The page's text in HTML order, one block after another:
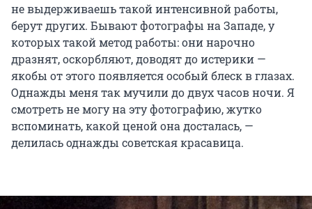
не выдерживаешь такой интенсивной работы,
берут других. Бывают фотографы на Западе, у
которых такой метод работы: они нарочно
дразнят, оскорбляют, доводят до истерики —
якобы от этого появляется особый блеск в глазах.
Однажды меня так мучили до двух часов ночи. Я
смотреть не могу на эту фотографию, жутко
вспоминать, какой ценой она досталась, —
делилась однажды советская красавица.